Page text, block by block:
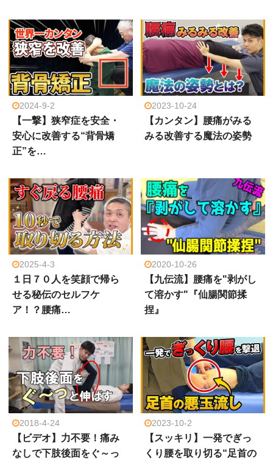
2024-9-2
【一撃】狭窄症を安全・
安心に改善する“背骨矯
正”を…
2023-10-24
【カンタン】腰痛がみる
みる改善する魔法の姿勢
2025-4-3
１日７０人を笑顔で帰ら
せる秘伝のセルフケ
ア！？腰痛…
2020-10-26
【九伝流】腰痛を"剥がし
て溶かす"『仙腸関節揉
捏』
2018-4-24
【ビデオ】力不要！痛み
なしで下肢後面をぐ～っ
2023-10-2
【スッキリ】一発でぎっ
くり腰を取り切る“足首の